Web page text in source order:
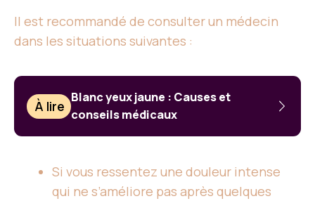
Il est recommandé de consulter un médecin
dans les situations suivantes :
À lire
Blanc yeux jaune : Causes et
conseils médicaux
Si vous ressentez une douleur intense
qui ne s’améliore pas après quelques